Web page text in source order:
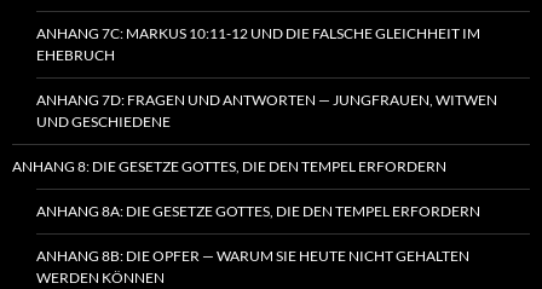
ANHANG 7C: MARKUS 10:11-12 UND DIE FALSCHE GLEICHHEIT IM
EHEBRUCH
ANHANG 7D: FRAGEN UND ANTWORTEN — JUNGFRAUEN, WITWEN
UND GESCHIEDENE
ANHANG 8: DIE GESETZE GOTTES, DIE DEN TEMPEL ERFORDERN
ANHANG 8A: DIE GESETZE GOTTES, DIE DEN TEMPEL ERFORDERN
ANHANG 8B: DIE OPFER — WARUM SIE HEUTE NICHT GEHALTEN
WERDEN KÖNNEN